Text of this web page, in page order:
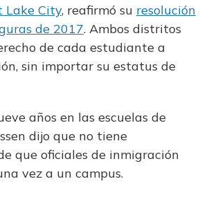
Lake City, reafirmó su resolución
de 2017. Ambos distritos
de cada estudiante a
sin importar su estatus de
años en las escuelas de
dijo que no tiene
que oficiales de inmigración
vez a un campus.